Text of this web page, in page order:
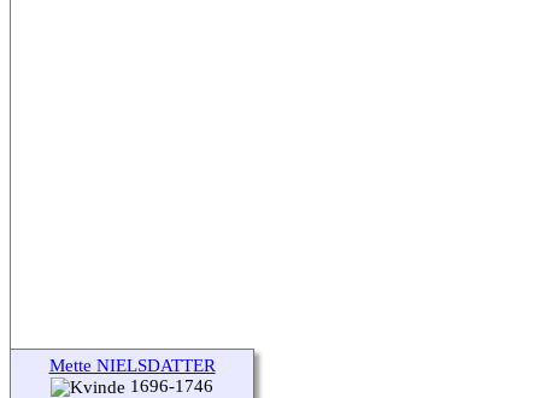
Mette NIELSDATTER
1696-1746